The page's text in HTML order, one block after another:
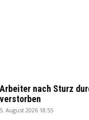
Arbeiter nach Sturz
verstorben
5. August 2026 18:55